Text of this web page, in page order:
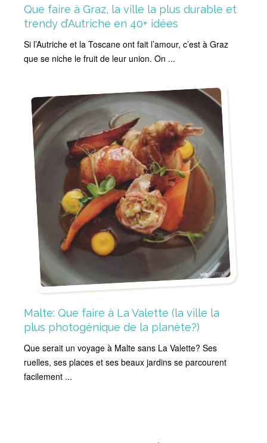
Que faire à Graz, la ville la plus durable et
trendy d’Autriche en 40+ idées
Si l’Autriche et la Toscane ont fait l’amour, c’est à Graz
que se niche le fruit de leur union. On ...
Malte: Que faire à La Valette (la ville la
plus photogénique de la planète?)
Que serait un voyage à Malte sans La Valette? Ses
ruelles, ses places et ses beaux jardins se parcourent
facilement ...